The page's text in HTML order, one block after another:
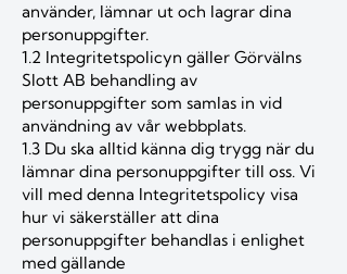
använder, lämnar ut och lagrar dina
personuppgifter.
1.2 Integritetspolicyn gäller Görvälns
Slott AB behandling av
personuppgifter som samlas in vid
användning av vår webbplats.
1.3 Du ska alltid känna dig trygg när du
lämnar dina personuppgifter till oss. Vi
vill med denna Integritetspolicy visa
hur vi säkerställer att dina
personuppgifter behandlas i enlighet
med gällande